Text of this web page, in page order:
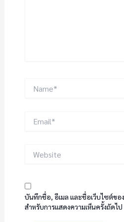
บันทึกชื่อ, อีเมล และชื่อเว็บไซต์ขอ
สำหรับการแสดงความเห็นครั้งถัดไป